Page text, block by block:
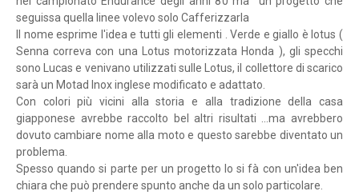
seguissa quella linee volevo solo Cafferizzarla
Il nome esprime l'idea e tutti gli elementi . Verde e giallo è lotus (
Senna correva con una Lotus motorizzata Honda ), gli specchi
sono Lucas e venivano utilizzati sulle Lotus, il collettore di scarico
sarà un Motad Inox inglese modificato e adattato.
Con colori più vicini alla storia e alla tradizione della casa
giapponese avrebbe raccolto bel altri risultati ...ma avrebbero
dovuto cambiare nome alla moto e questo sarebbe diventato un
problema.
Spesso quando si parte per un progetto lo si fà con un'idea ben
chiara che può prendere spunto anche da un solo particolare.